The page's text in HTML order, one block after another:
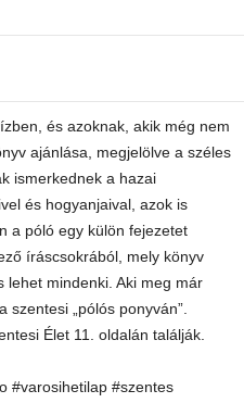
és azoknak, akik még nem
ajánlása, megjelölve a széles
ismerkednek a hazai
és hogyanjaival, azok is
a póló egy külön fejezetet
íráscsokrából, mely könyv
lehet mindenki. Aki meg már
„pólós ponyván”.
Élet 11. oldalán találják.
#varosihetilap #szentes